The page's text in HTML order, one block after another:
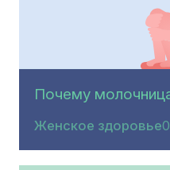
Почему
Женское здоровье